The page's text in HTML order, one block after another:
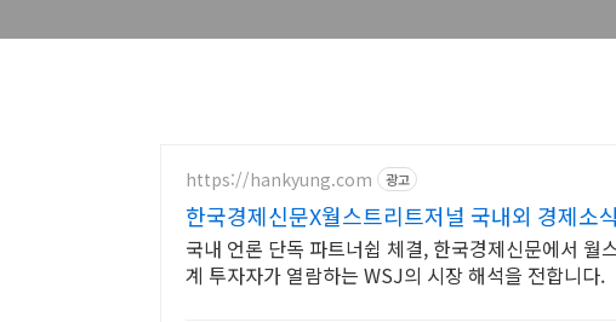
https://hankyung.com 광고
한국경제신문X월스트리트저널 국내외 경제소
국내 언론 단독 파트너쉽 체결, 한국경제신문에서 월
계 투자자가 열람하는 WSJ의 시장 해석을 전합니다.